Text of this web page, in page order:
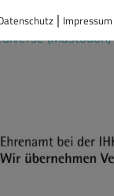
(Mastodon)
| Impressum